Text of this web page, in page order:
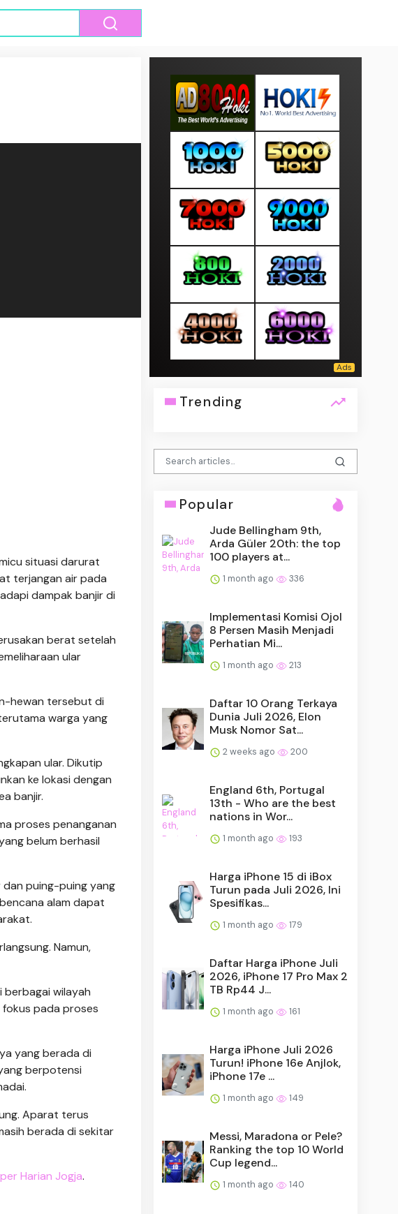
situasi darurat
terjangan air pada
dampak banjir di
berat setelah
ular
hewan tersebut di
warga yang
ular. Dikutip
ke lokasi dengan
banjir.
proses penanganan
belum berhasil
dan puing-puing yang
alam dapat
Namun,
wilayah
pada proses
yang berada di
berpotensi
Aparat terus
berada di sekitar
Harian Jogja.
Trending
Popular
Jude Bellingham 9th,
Arda Güler 20th: the top
100 players at...
1 month ago 336
Implementasi Komisi Ojol
8 Persen Masih Menjadi
Perhatian Mi...
1 month ago 213
Daftar 10 Orang Terkaya
Dunia Juli 2026, Elon
Musk Nomor Sat...
2 weeks ago 200
England 6th, Portugal
13th - Who are the best
nations in Wor...
1 month ago 193
Harga iPhone 15 di iBox
Turun pada Juli 2026, Ini
Spesifikas...
1 month ago 179
Daftar Harga iPhone Juli
2026, iPhone 17 Pro Max 2
TB Rp44 J...
1 month ago 161
Harga iPhone Juli 2026
Turun! iPhone 16e Anjlok,
iPhone 17e ...
1 month ago 149
Messi, Maradona or Pele?
Ranking the top 10 World
Cup legend...
1 month ago 140